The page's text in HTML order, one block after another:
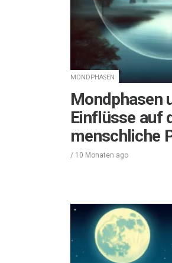
MONDPHASEN
Mondphasen
Einflüsse auf
menschliche
/ 10 Monaten ago